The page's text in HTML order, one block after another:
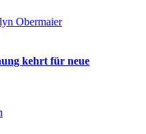
kehrt für neue